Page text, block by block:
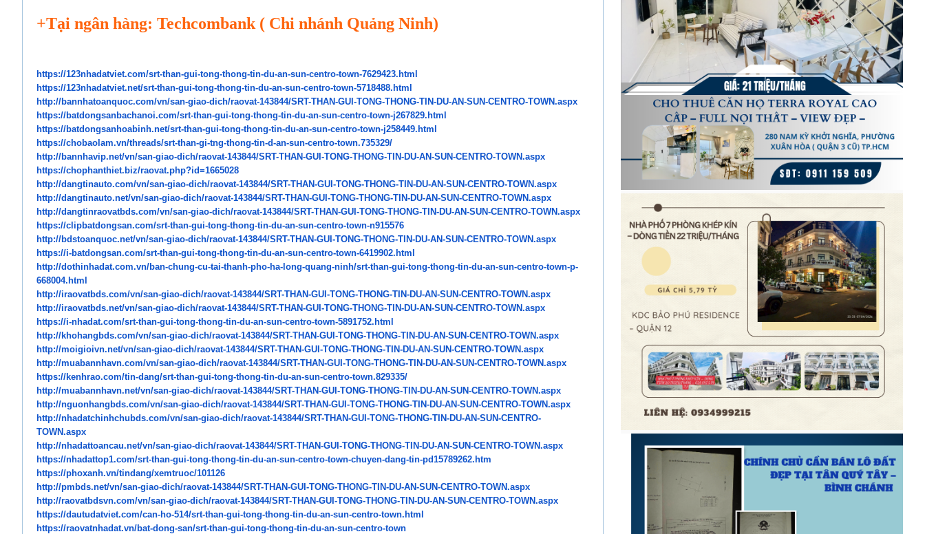
+Tại ngân hàng: Techcombank ( Chi nhánh Quảng Ninh)
https://123nhadatviet.com/srt-than-gui-tong-thong-tin-du-an-sun-centro-town-7629423.html
https://123nhadatviet.net/srt-than-gui-tong-thong-tin-du-an-sun-centro-town-5718488.html
http://bannhatoanquoc.com/vn/san-giao-dich/raovat-143844/SRT-THAN-GUI-TONG-THONG-TIN-DU-AN-SUN-CENTRO-TOWN.aspx
https://batdongsanbachanoi.com/srt-than-gui-tong-thong-tin-du-an-sun-centro-town-j267829.html
https://batdongsanhoabinh.net/srt-than-gui-tong-thong-tin-du-an-sun-centro-town-j258449. html
https://chobaolam.vn/threads/srt-than-gi-tng-thong-tin-d-an-sun-centro-town.735329/
http://bannhavip.net/vn/san-giao-dich/raovat-143844/SRT-THAN-GUI-TONG-THONG-TIN-DU-AN-SUN-CENTRO-TOWN.aspx
https://chophanthiet.biz/raovat.php?id=1665028
http://dangtinauto.com/vn/san-giao-dich/raovat-143844/SRT-THAN-GUI-TONG-THONG-TIN-DU-AN-SUN-CENTRO-TOWN.aspx
http://dangtinauto.net/vn/san-giao-dich/raovat-143844/SRT-THAN-GUI-TONG-THONG-TIN-DU-AN-SUN-CENTRO-TOWN.aspx
http://dangtinraovatbds.com/vn/san-giao-dich/raovat-143844/SRT-THAN-GUI-TONG-THONG-TIN-DU-AN-SUN-CENTRO-TOWN.aspx
https://clipbatdongsan.com/srt-than-gui-tong-thong-tin-du-an-sun-centro-town-n915576
http://bdstoanquoc.net/vn/san-giao-dich/raovat-143844/SRT-THAN-GUI-TONG-THONG-TIN-DU-AN-SUN-CENTRO-TOWN.aspx
https://i-batdongsan.com/srt-than-gui-tong-thong-tin-du-an-sun-centro-town-6419902.html
http://dothinhadat.com.vn/ban-chung-cu-tai-thanh-pho-ha- long-quang-ninh/srt-than-gui-tong-thong-tin-du-an-sun-centro-town-p-
668004.html
http://iraovatbds.com/vn/san-giao-dich/raovat-143844/SRT-THAN-GUI-TONG-THONG-TIN-DU-AN-SUN-CENTRO-TOWN.aspx
http://iraovatbds.net/vn/san-giao-dich/raovat-143844/SRT-THAN-GUI-TONG-THONG-TIN-DU-AN-SUN-CENTRO-TOWN.aspx
https://i-nhadat.com/srt-than-gui-tong-thong-tin-du-an-sun-centro-town-5891752.html
http://khohangbds.com/vn/san-giao-dich/raovat-143844/SRT-THAN-GUI-TONG-THONG-TIN-DU-AN-SUN-CENTRO-TOWN.aspx
http://moigioivn.net/vn/san-giao-dich/raovat-143844/SRT-THAN-GUI-TONG-THONG-TIN-DU-AN-SUN-CENTRO-TOWN.aspx
http://muabannhavn.com/vn/san-giao-dich/raovat-143844/SRT-THAN-GUI-TONG-THONG-TIN-DU-AN-SUN-CENTRO-TOWN.aspx
https://kenhrao.com/tin-dang/srt-than-gui-tong-thong-tin-du-an-sun-centro-town.829335/
http://muabannhavn.net/vn/san-giao-dich/raovat-143844/SRT-THAN-GUI-TONG-THONG-TIN-DU-AN-SUN-CENTRO-TOWN.aspx
http://nguonhangbds.com/vn/san-giao-dich/raovat-143844/SRT-THAN-GUI-TONG-THONG-TIN-DU-AN-SUN-CENTRO-TOWN.aspx
http://nhadatchinhchubds.com/vn/san-giao-dich/raovat-143844/SRT-THAN-GUI-TONG-THONG-TIN-DU-AN-SUN-CENTRO-
TOWN.aspx
http://nhadattoancau.net/vn/san-giao-dich/raovat-143844/SRT-THAN-GUI-TONG-THONG-TIN-DU-AN-SUN-CENTRO-TOWN.aspx
https://nhadattop1.com/srt-than-gui-tong-thong-tin-du-an-sun-centro-town-chuyen-dang-tin-pd15789262.htm
https://phoxanh.vn/tindang/xemtruoc/101126
http://pmbds.net/vn/san-giao-dich/raovat-143844/SRT-THAN-GUI-TONG-THONG-TIN-DU-AN-SUN-CENTRO-TOWN.aspx
http://raovatbdsvn.com/vn/san-giao-dich/raovat-143844/SRT-THAN-GUI-TONG-THONG-TIN-DU-AN-SUN-CENTRO-TOWN.aspx
https://dautudatviet.com/can-ho-514/srt-than-gui-tong-thong-tin-du-an-sun-centro-town.html
https://raovatnhadat.vn/bat-dong-san/srt-than-gui-tong-thong-tin-du-an-sun-centro-town